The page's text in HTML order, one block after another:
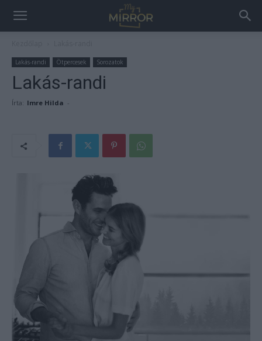
Lakás-randi Ötpercesek Sorozatok
Lakás-randi
Írta: Imre Hilda -